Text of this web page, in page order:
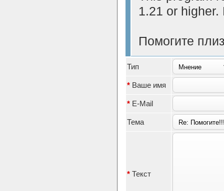
1.21 or
Помогите
Тип
* Ваше имя
* E-Mail
Тема
* Текст